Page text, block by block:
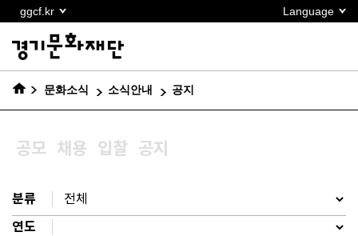
바로가기
ggcf.kr Language
문화소식 소식안내 공지
공모 채용 입찰 공지
분류
연도